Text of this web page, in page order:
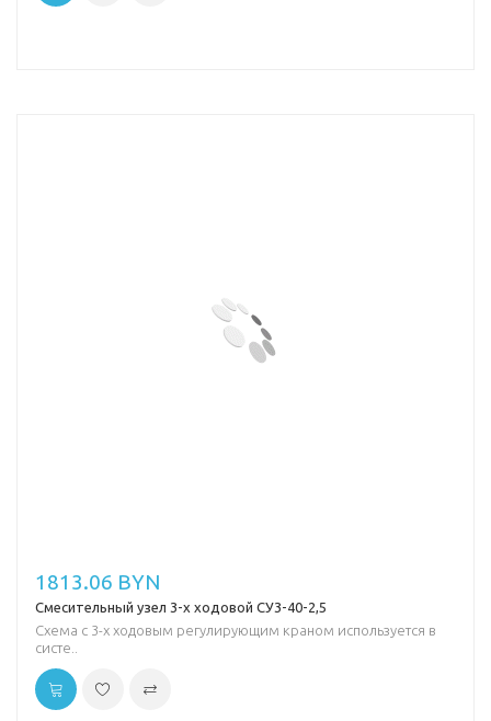
1813.06 BYN
Смесительный узел 3-х ходовой СУ3-40-2,5
Схема с 3-х ходовым регулирующим краном используется в
систе..